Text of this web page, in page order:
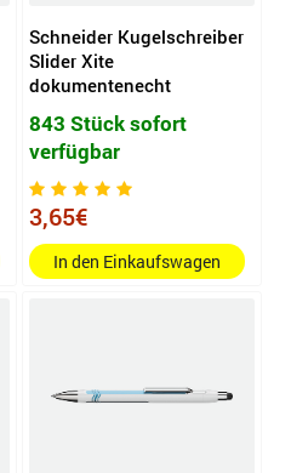
Schneider Kugelschreiber
Slider Xite
dokumentenecht
843 Stück sofort
verfügbar
3,65€
In den Einkaufswagen